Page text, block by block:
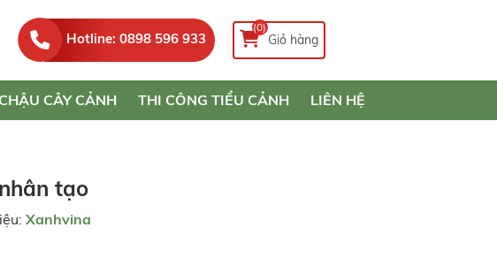
Hotline: 0898 596 933
(0)
Giỏ hàng
CHẬU CÂY CẢNH THI CÔNG TIỂU CẢNH LIÊN HỆ
tạo
Xanhvina